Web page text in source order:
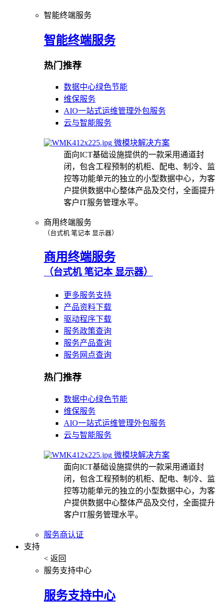
智能终端服务
智能终端服务
热门推荐
数据中心绿色节能
维保服务
AIO一站式运维管理外包服务
云与智能服务
微模块解决方案
面向ICT基础设施提供的一款采用通道封
闭，包含工程预制的机柜、配电、制冷、监
控等功能单元的独立的小型数据中心，为客
户提供数据中心整体产品及交付，全面提升
客户IT服务管理水平。
商用终端服务
（台式机 笔记本 显示器）
商用终端服务
（台式机 笔记本 显示器）
更多服务支持
产品资料下载
驱动程序下载
服务政策查询
服务产品查询
服务网点查询
热门推荐
数据中心绿色节能
维保服务
AIO一站式运维管理外包服务
云与智能服务
微模块解决方案
面向ICT基础设施提供的一款采用通道封
闭，包含工程预制的机柜、配电、制冷、监
控等功能单元的独立的小型数据中心，为客
户提供数据中心整体产品及交付，全面提升
客户IT服务管理水平。
服务商认证
支持
< 返回
服务支持中心
服务支持中心